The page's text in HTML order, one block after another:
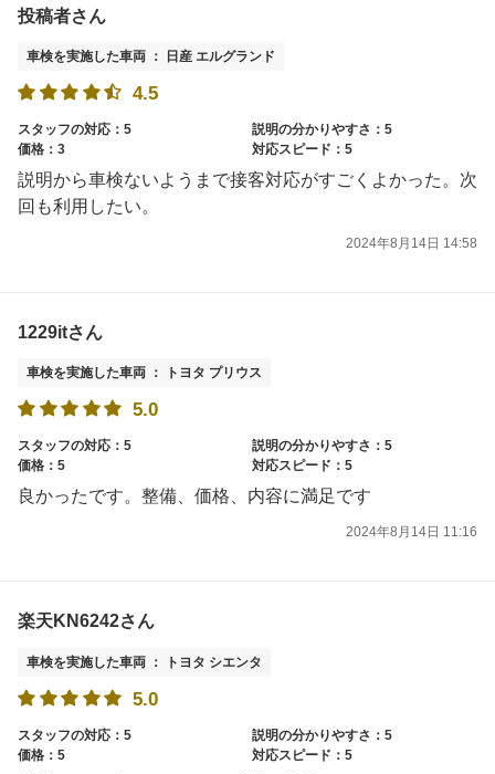
投稿者さん
車検を実施した車両 ： 日産 エルグランド
4.5
スタッフの対応：5
説明の分かりやすさ：5
価格：3
対応スピード：5
説明から車検ないようまで接客対応がすごくよかった。次
回も利用したい。
2024年8月14日 14:58
1229itさん
車検を実施した車両 ： トヨタ プリウス
5.0
スタッフの対応：5
説明の分かりやすさ：5
価格：5
対応スピード：5
良かったです。整備、価格、内容に満足です
2024年8月14日 11:16
楽天KN6242さん
車検を実施した車両 ： トヨタ シエンタ
5.0
スタッフの対応：5
説明の分かりやすさ：5
価格：5
対応スピード：5